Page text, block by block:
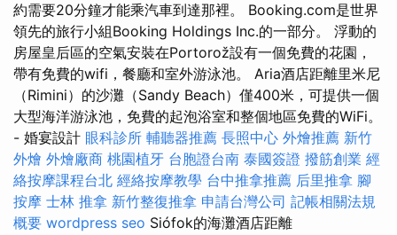
約需要20分鐘才能乘汽車到達那裡。 Booking.com是世界
領先的旅行小組Booking Holdings Inc.的一部分。 浮動的
房屋皇后區的空氣安裝在Portorož設有一個免費的花園，
帶有免費的wifi，餐廳和室外游泳池。 Aria酒店距離里米尼
（Rimini）的沙灘（Sandy Beach）僅400米，可提供一個
大型海洋游泳池，免費的起泡浴室和整個地區免費的WiFi。
- 婚宴設計 眼科診所 輔聽器推薦 長照中心 外燴推薦 新竹
外燴 外燴廠商 桃園植牙 台胞證台南 泰國簽證 撥筋創業 經
絡按摩課程台北 經絡按摩教學 台中推拿推薦 后里推拿 腳
按摩 士林 推拿 新竹整復推拿 申請台灣公司 記帳相關法規
概要 wordpress seo Siófok的海灘酒店距離